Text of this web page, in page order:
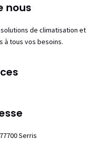
nous
de climatisation et
à tous vos besoins.
Serris